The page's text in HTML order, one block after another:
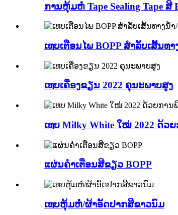
ການຫຸ້ມຫໍ່ Tape Sealing Tape ສີ
ເທບເຕືອນໄພ BOPP ສໍາລັບເສັ້ນທ
ເທບເຄື່ອງຂຽນ 2022 ຄຸນະພາບສູງ
ເທບ Milky White ໃໝ່ 2022 ດ້ວ
ແຜ່ນຄຳເຕືອນສີຂຽວ BOPP
ເທບຫຸ້ມຫໍ່/ຜ້າອັດປາກສີຂາວນົມ